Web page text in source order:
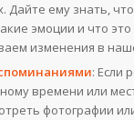
Дайте ему знать,
эмоции и что это
изменения в
: Если
времени или
фотографии